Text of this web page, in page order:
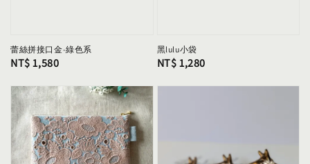
蕾絲拼接口金-綠色系
Regular
NT$ 1,580
黑lulu小袋
Regular
NT$ 1,280